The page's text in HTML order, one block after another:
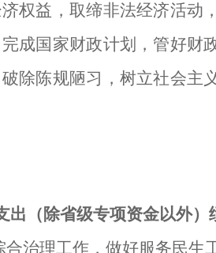
权益，取缔非法经济活动
成国家财政计划，管好财
除陈规陋习，树立社会主
出（除省级专项资金以外）
治理工作，做好服务民生